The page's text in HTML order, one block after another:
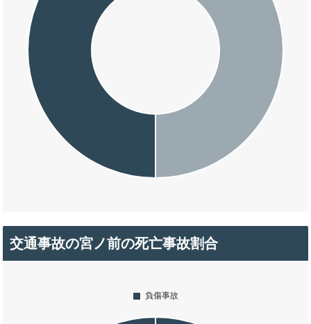
交通事故の宮ノ前の死亡事故割合